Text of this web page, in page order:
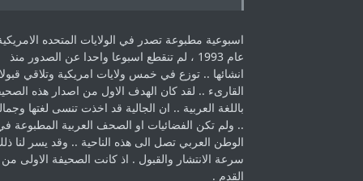
اسبوعية مطبوعة تصدر في الولايات المتحده
عام 1993 ، لم ‏تنقطع اسبوعا واحدا عن الصدور منذ
انشائها .. توزع في خمس ولايات امريكية ‏وتلاقي
القارىء ..‏ لقد كان الهدف الاول من اصدار هذه
باللغة العربية .. ان الجالية قد اخذت ‏تنسى لغتها
.. ولم تكن الفضائيات او الصحف العربية المطبوعة
الوطن ‏العربي تصل الى هذه الناحية .. وقد يسر لنا
سرعة الانتشار والقبول . اذ كانت ‏الصحيفة الاولى
القدم . ‏